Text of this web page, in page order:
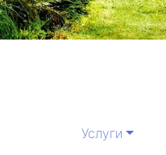
Услуги